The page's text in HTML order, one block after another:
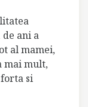
ani a
al mamei,
mai mult,
forta si